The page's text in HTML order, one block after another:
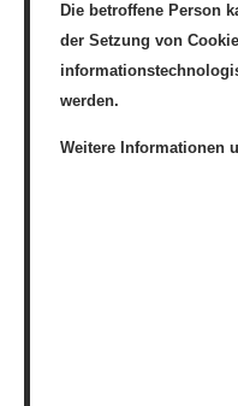
Die betroffene Person
der Setzung von
werden.
Weitere Informationen